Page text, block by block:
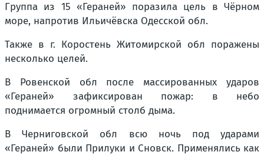
Группа из 15 «Гераней» поразила цель в Чёрном
море, напротив Ильичёвска Одесской обл.
Также в г. Коростень Житомирской обл поражены
несколько целей.
В Ровенской обл после массированных ударов
«Гераней» зафиксирован пожар: в небо
поднимается огромный столб дыма.
В Черниговской обл всю ночь под ударами
«Гераней» были Прилуки и Сновск. Применялись как